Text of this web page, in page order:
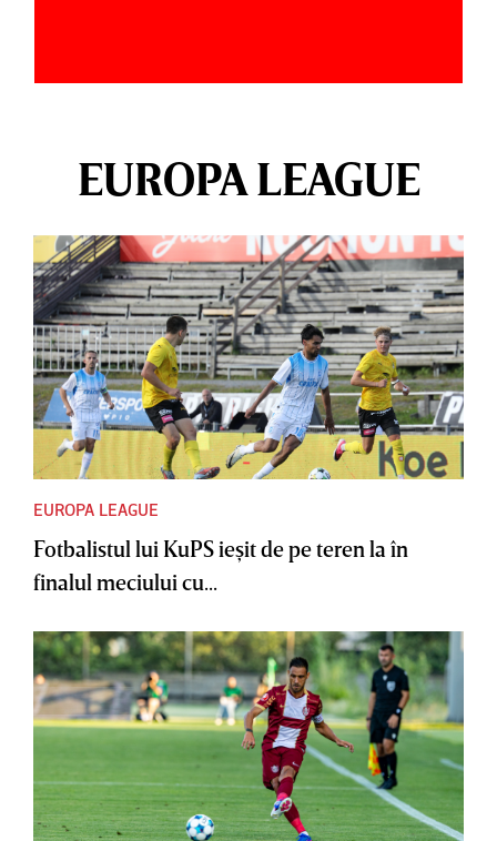
EUROPA LEAGUE
EUROPA LEAGUE
Fotbalistul lui KuPS ieşit de pe teren la în
finalul meciului cu...